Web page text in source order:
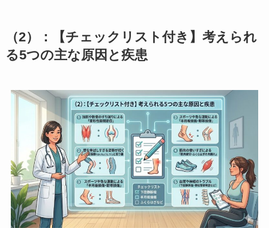
（2）：【チェックリスト付き】考えられ
る5つの主な原因と疾患